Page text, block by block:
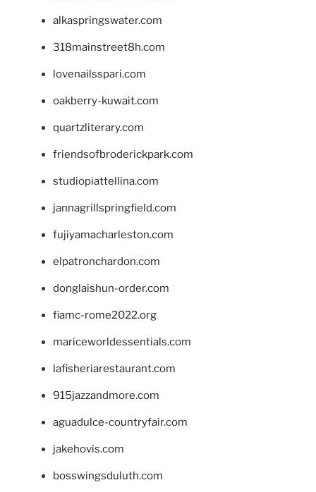
alkaspringswater.com
318mainstreet8h.com
lovenailsspari.com
oakberry-kuwait.com
quartzliterary.com
friendsofbroderickpark.com
studiopiattellina.com
jannagrillspringfield.com
fujiyamacharleston.com
elpatronchardon.com
donglaishun-order.com
fiamc-rome2022.org
mariceworldessentials.com
lafisheriarestaurant.com
915jazzandmore.com
aguadulce-countryfair.com
jakehovis.com
bosswingsduluth.com